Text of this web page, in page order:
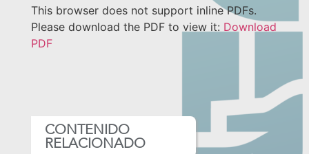
This browser does not support inline PDFs.
Please download the PDF to view it: Download
PDF
CONTENIDO
RELACIONADO